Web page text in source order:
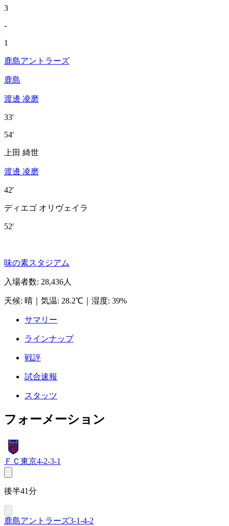
3
-
1
鹿島アントラーズ
鹿島
渡邊 凌磨
33'
54'
上田 綺世
渡邊 凌磨
42'
ディエゴ オリヴェイラ
52'
味の素スタジアム
入場者数: 28,436人
天候: 晴 気温: 28.2℃ 湿度: 39%
サマリー
ラインナップ
戦評
試合速報
スタッツ
フォーメーション
ＦＣ東京4-2-3-1
後半41分
鹿島アントラーズ3-1-4-2